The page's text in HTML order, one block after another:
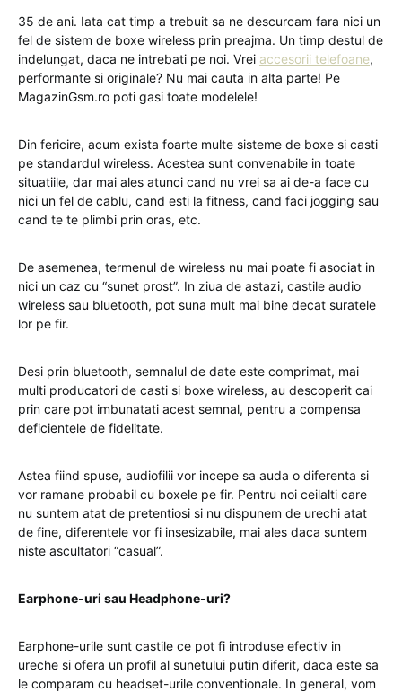
35 de ani. Iata cat timp a trebuit sa ne descurcam fara nici un
fel de sistem de boxe wireless prin preajma. Un timp destul de
indelungat, daca ne intrebati pe noi. Vrei accesorii telefoane,
performante si originale? Nu mai cauta in alta parte! Pe
MagazinGsm.ro poti gasi toate modelele!
Din fericire, acum exista foarte multe sisteme de boxe si casti
pe standardul wireless. Acestea sunt convenabile in toate
situatiile, dar mai ales atunci cand nu vrei sa ai de-a face cu
nici un fel de cablu, cand esti la fitness, cand faci jogging sau
cand te te plimbi prin oras, etc.
De asemenea, termenul de wireless nu mai poate fi asociat in
nici un caz cu “sunet prost”. In ziua de astazi, castile audio
wireless sau bluetooth, pot suna mult mai bine decat suratele
lor pe fir.
Desi prin bluetooth, semnalul de date este comprimat, mai
multi producatori de casti si boxe wireless, au descoperit cai
prin care pot imbunatati acest semnal, pentru a compensa
deficientele de fidelitate.
Astea fiind spuse, audiofilii vor incepe sa auda o diferenta si
vor ramane probabil cu boxele pe fir. Pentru noi ceilalti care
nu suntem atat de pretentiosi si nu dispunem de urechi atat
de fine, diferentele vor fi insesizabile, mai ales daca suntem
niste ascultatori “casual”.
Earphone-uri sau Headphone-uri?
Earphone-urile sunt castile ce pot fi introduse efectiv in
ureche si ofera un profil al sunetului putin diferit, daca este sa
le comparam cu headset-urile conventionale. In general, vom